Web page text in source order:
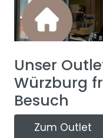
Unser
Würzburg
Besuch
Zum Outlet